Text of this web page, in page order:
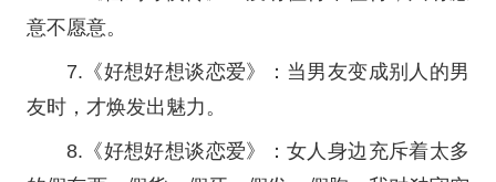
意不愿意。
7.《好想好想谈恋爱》：当男友变成别人的男
友时，才焕发出魅力。
8.《好想好想谈恋爱》：女人身边充斥着太多